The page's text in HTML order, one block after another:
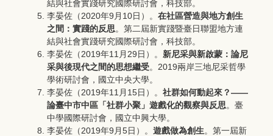
結與社會實踐研究國際研討會，科技部。
李晏佐（2020年9月10日）。 在社區營造與地方創生
之間：實踐的反思。第二屆新實踐暨臺日聯盟地方連
結與社會實踐研究國際研討會，科技部。
李晏佐（2019年11月29日）。 新尼采與新啟蒙：論尼
采與後現代之間的思想繼受。2019兩岸三地尼采哲學
學術研討會，國立中央大學。
李晏佐（2019年11月15日）。 社群如何動起來？――
論臺中市中區「社群小聚」遊戲化的觀察與反思。臺
中學國際研討會，國立中興大學。
李晏佐（2019年9月5日）。 遊戲做為創生。第一屆新